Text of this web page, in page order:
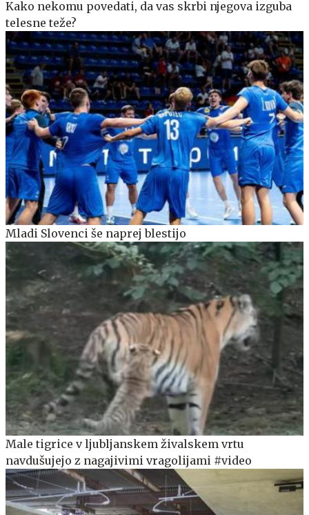
Kako nekomu povedati, da vas skrbi njegova izguba
telesne teže?
Mladi Slovenci še naprej blestijo
Male tigrice v ljubljanskem živalskem vrtu
navdušujejo z nagajivimi vragolijami #video